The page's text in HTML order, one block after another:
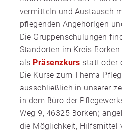
vermitteln und Austausch
pflegenden Angehörigen
Die Gruppenschulungen
Standorten im Kreis Borken
als Präsenzkurs statt oder
Die Kurse zum Thema
ausschließlich in unserer
in dem Büro der
Weg 9, 46325 Borken)
die Möglichkeit, Hilfsmittel